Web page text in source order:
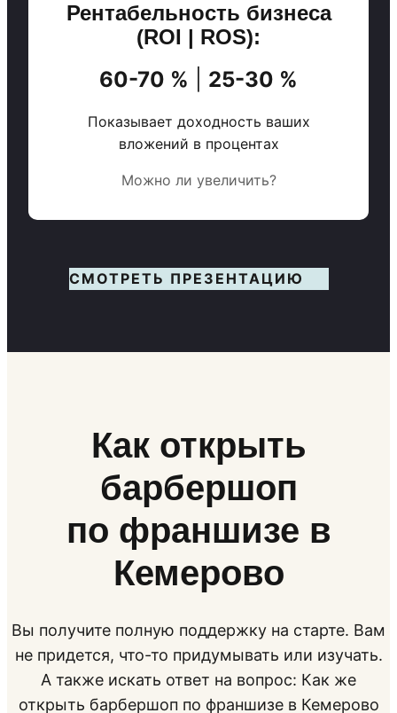
Рентабельность бизнеса
(ROI | ROS):
60-70 % 25-30 %
Показывает доходность ваших
вложений в процентах
Можно ли увеличить?
СМОТРЕТЬ ПРЕЗЕНТАЦИЮ
Как открыть
барбершоп
по франшизе в
Кемерово
Вы получите полную поддержку на старте. Вам
не придется, что-то придумывать или изучать.
А также искать ответ на вопрос: Как же
открыть барбершоп по франшизе в Кемерово